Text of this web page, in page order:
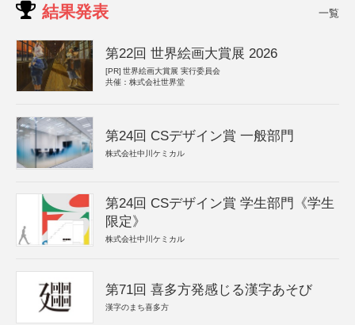
結果発表 一覧
第22回 世界絵画大賞展 2026
[PR] 世界絵画大賞展 実行委員会
共催：株式会社世界堂
第24回 CSデザイン賞 一般部門
株式会社中川ケミカル
第24回 CSデザイン賞 学生部門《学生
限定》
株式会社中川ケミカル
第71回 喜多方発感じる漢字あそび
漢字のまち喜多方